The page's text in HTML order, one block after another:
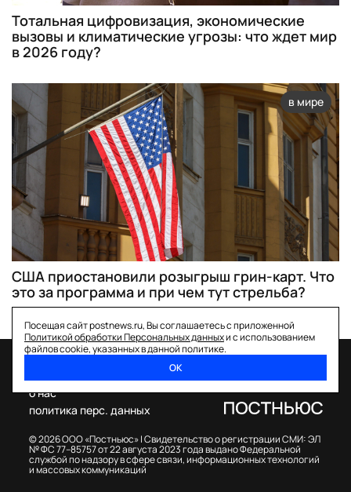
Тотальная цифровизация, экономические
вызовы и климатические угрозы: что ждет мир
в 2026 году?
в мире
США приостановили розыгрыш грин-карт. Что
это за программа и при чем тут стрельба?
Посещая сайт postnews.ru, Вы соглашаетесь с приложенной
Политикой обработки Персональных данныхи с использованием
файлов cookie, указанных в данной политике.
ОК
© 2026 ООО «Постньюс» |Свидетельство о регистрации СМИ: ЭЛ
№ ФС 77–85757 от 22 августа 2023 года выдано Федеральной
службой по надзору в сфере связи, информационных технологий
и массовых коммуникаций
о нас
политика перс. данных